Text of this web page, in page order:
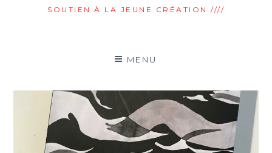
SOUTIEN À LA JEUNE CRÉATION ////
MENU